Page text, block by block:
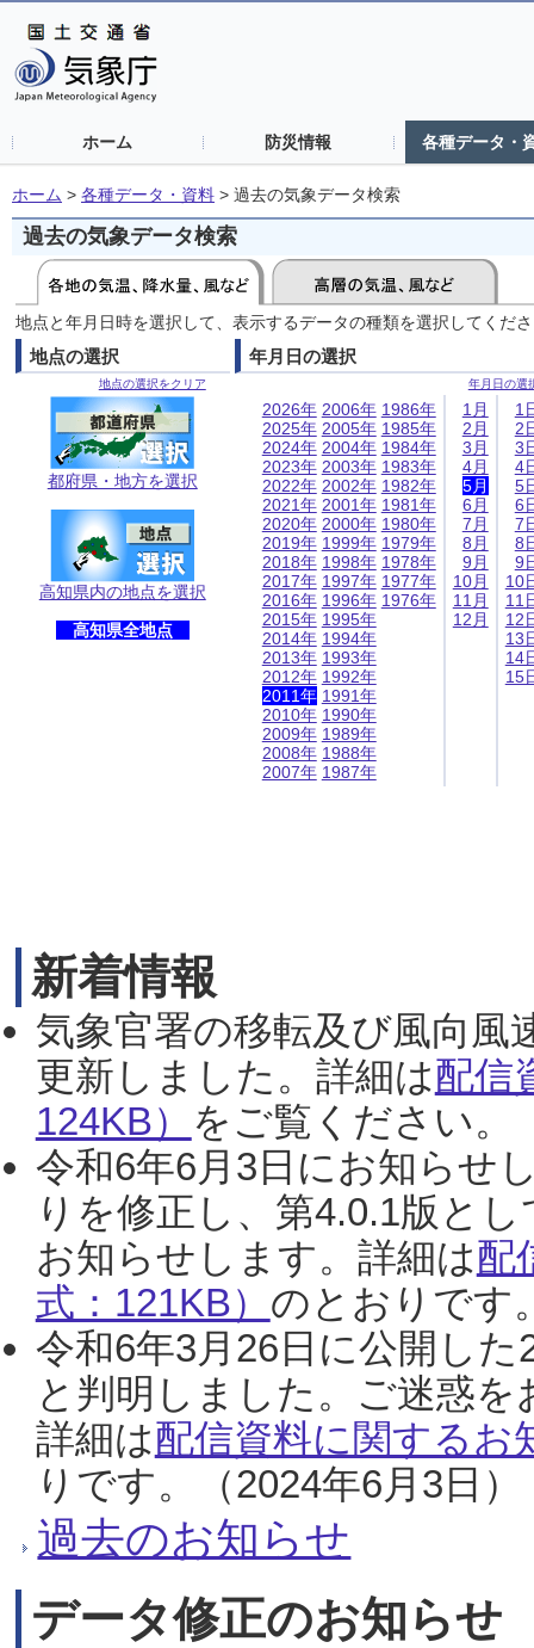
ホーム 防災情報 各種データ・
ホーム > 各種データ・資料 > 過去の気象データ検索
過去の気象データ検索
地点と年月日時を選択して、表示するデータの種類を選択してくだ
地点の選択
地点の選択をクリア
都府県・地方を選択
高知県内の地点を選択
高知県全地点
年月日の選択
年月日の選
2026年
2025年
2024年
2023年
2022年
2021年
2020年
2019年
2018年
2017年
2016年
2015年
2014年
2013年
2012年
2011年
2010年
2009年
2008年
2007年
2006年
2005年
2004年
2003年
2002年
2001年
2000年
1999年
1998年
1997年
1996年
1995年
1994年
1993年
1992年
1991年
1990年
1989年
1988年
1987年
1986年
1985年
1984年
1983年
1982年
1981年
1980年
1979年
1978年
1977年
1976年
1月
2月
3月
4月
5月
6月
7月
8月
9月
10月
11月
12月
1
2
3
4
5
6
7
8
9
10
11
12
13
14
15
新着情報
気象官署の移転及び風向風
更新しました。詳細は配信
124KB） をご覧ください。
令和6年6月3日にお知らせ
りを修正し、第4.0.1版と
お知らせします。詳細は配
式：121KB） のとおりです
令和6年3月26日に公開し
と判明しました。ご迷惑
詳細は配信資料に関するお
りです。（2024年6月3日）
過去のお知らせ
データ修正のお知らせ